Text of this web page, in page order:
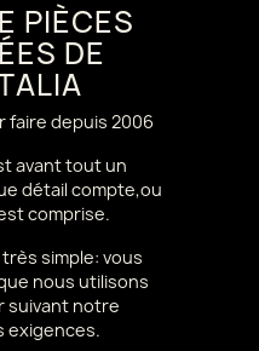
PIÈCES
DE
faire depuis 2006
avant tout un
détail compte,ou
comprise.
simple: vous
nous utilisons
suivant notre
exigences.